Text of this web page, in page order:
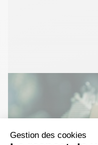
Microélectronique
applications dans les